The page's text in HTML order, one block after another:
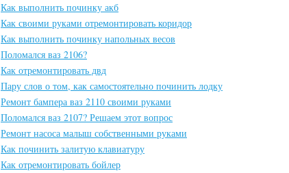
Как выполнить починку акб
Как своими руками отремонтировать коридор
Как выполнить починку напольных весов
Поломался ваз 2106?
Как отремонтировать двд
Пару слов о том, как самостоятельно починить лодку
Ремонт бампера ваз 2110 своими руками
Поломался ваз 2107? Решаем этот вопрос
Ремонт насоса малыш собственными руками
Как починить залитую клавиатуру
Как отремонтировать бойлер